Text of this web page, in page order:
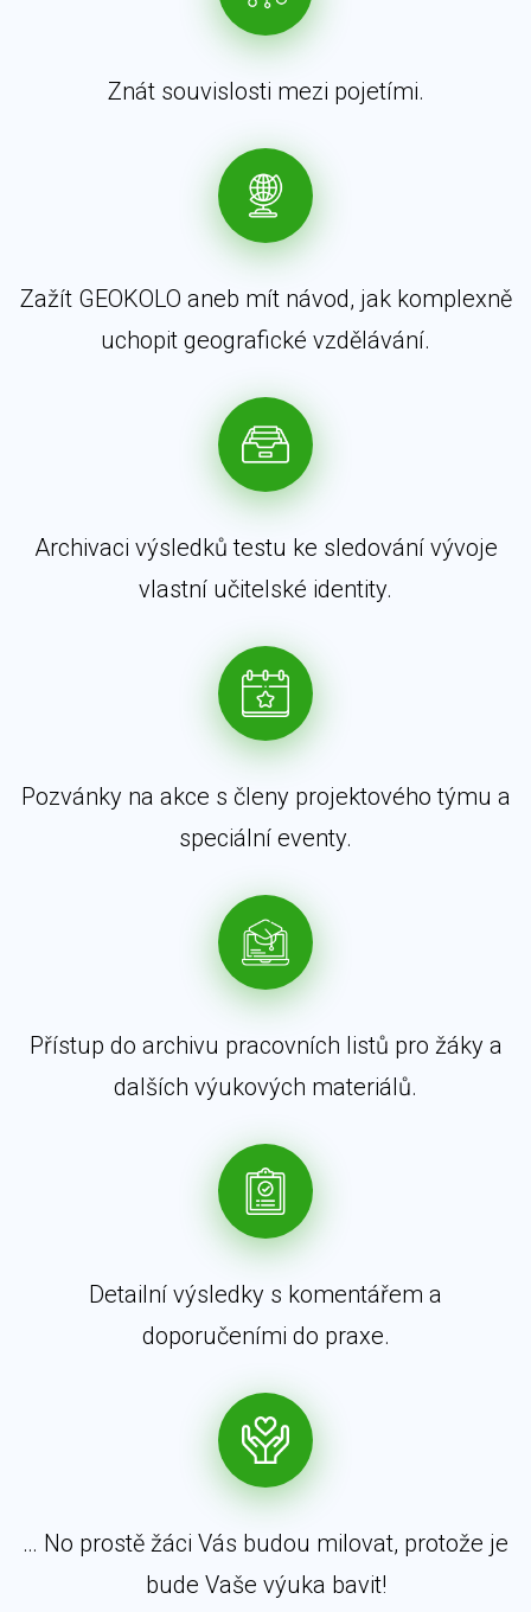
Znát souvislosti mezi pojetími.
Zažít GEOKOLO aneb mít návod, jak komplexně
uchopit geografické vzdělávání.
Archivaci výsledků testu ke sledování vývoje
vlastní učitelské identity.
Pozvánky na akce s členy projektového týmu a
speciální eventy.
Přístup do archivu pracovních listů pro žáky a
dalších výukových materiálů.
Detailní výsledky s komentářem a
doporučeními do praxe.
… No prostě žáci Vás budou milovat, protože je
bude Vaše výuka bavit!